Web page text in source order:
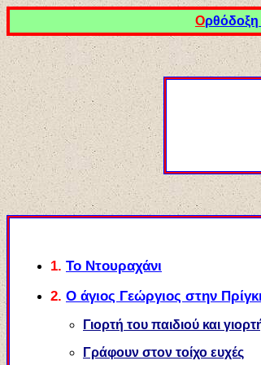
Ορθόδοξη
1. Το Ντουραχάνι
2. Ο άγιος Γεώργιος στην
Γιορτή του παιδιού και
Γράφουν στον τοίχο ευχές